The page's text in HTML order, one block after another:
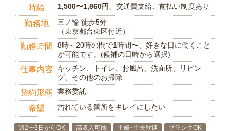
時給 1,500〜1,860円 、交通費支給、前払い制度あり
勤務地
三ノ輪 徒歩5分
（東京都台東区付近）
勤務時間
8時～20時の間で1時間〜、好きな日に働くこと
が可能です。(候補の日時から選択)
仕事内容
キッチン、トイレ、お風呂、洗面所、リビン
グ、その他のお掃除
契約形態 業務委託
希望 汚れている箇所をキレイにしたい
週2〜3日からOK 高収入可能 主婦･主夫歓迎 ブランクOK